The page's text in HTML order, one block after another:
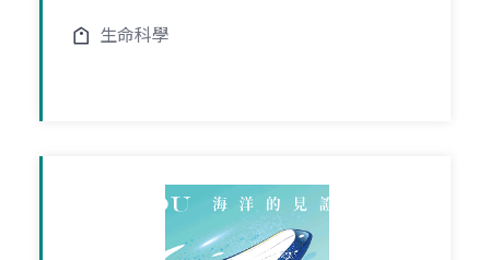
生命科學